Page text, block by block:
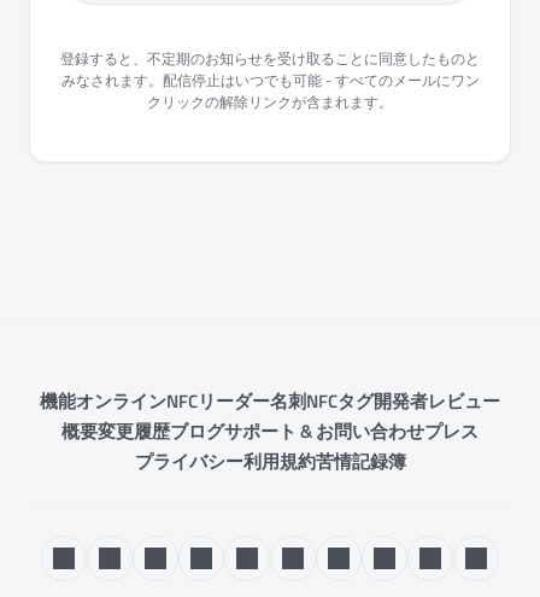
登録すると、不定期のお知らせを受け取ることに同意したものと
みなされます。配信停止はいつでも可能 - すべてのメールにワン
クリックの解除リンクが含まれます。
機能オンラインNFCリーダー名刺NFCタグ開発者レビュー
概要変更履歴ブログサポート & お問い合わせプレス
プライバシー利用規約苦情記録簿